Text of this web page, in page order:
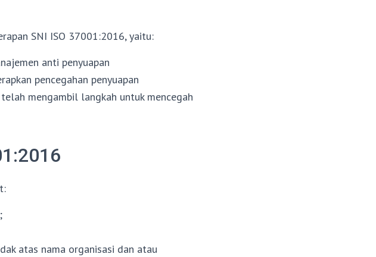
SNI ISO 37001:2016, yaitu:
anti penyuapan
pencegahan penyuapan
mengambil langkah untuk mencegah
atas nama organisasi dan atau